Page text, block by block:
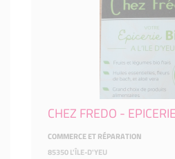
CHEZ FREDO -
COMMERCE ET RÉPARATION
85350 L'ÎLE-D'YEU